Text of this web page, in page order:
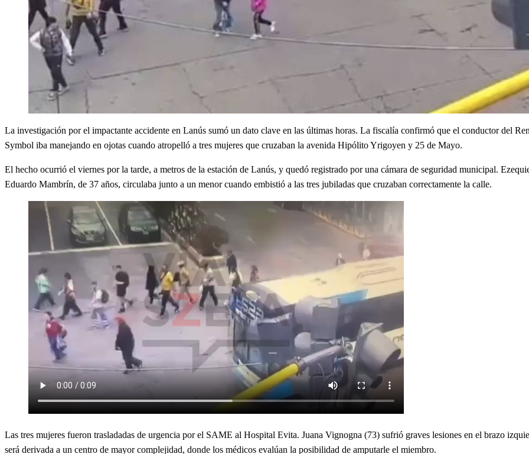
La investigación por el impactante accidente en Lanús sumó un dato clave en las últimas horas. La fiscalía confirmó que el conductor del
Symbol iba manejando en ojotas cuando atropelló a tres mujeres que cruzaban la avenida Hipólito Yrigoyen y 25 de Mayo.
El hecho ocurrió el viernes por la tarde, a metros de la estación de Lanús, y quedó registrado por una cámara de seguridad municipal.
Eduardo Mambrín, de 37 años, circulaba junto a un menor cuando embistió a las tres jubiladas que cruzaban correctamente la calle.
Las tres mujeres fueron trasladadas de urgencia por el SAME al Hospital Evita. Juana Vignogna (73) sufrió graves lesiones en el brazo
será derivada a un centro de mayor complejidad, donde los médicos evalúan la posibilidad de amputarle el miembro.